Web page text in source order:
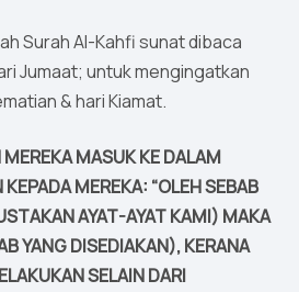
Surah Al-Kahfi sunat dibaca
Jumaat; untuk mengingatkan
& hari Kiamat.
MASUK KE DALAM
MEREKA: “OLEH SEBAB
AYAT-AYAT KAMI) MAKA
YANG DISEDIAKAN), KERANA
SELAIN DARI